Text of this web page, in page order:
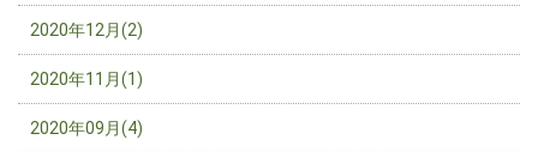
2020年12月(2)
2020年11月(1)
2020年09月(4)